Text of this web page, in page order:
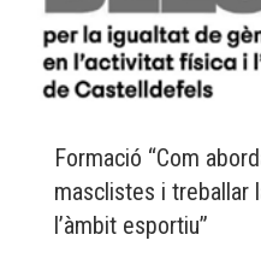
Formació “Com
masclistes i treballar
l’àmbit esportiu”